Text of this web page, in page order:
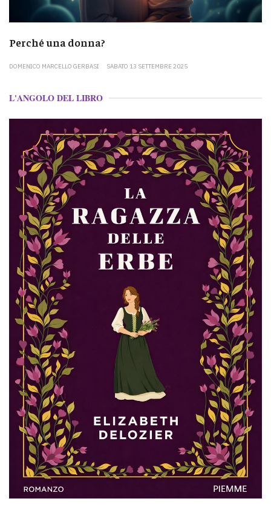
Perché una donna?
DOMENICO MARCELLO GERBASI SABATO 13 SETTEMBRE 2025
L'ANGOLO DEL LIBRO